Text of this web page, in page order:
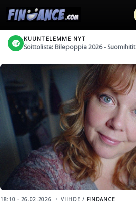
KUUNTELEMME NYT
Soittolista: Bilepoppia 2026 - Suomihitit
18:10 - 26.02.2026 VIIHDE / FINDANCE